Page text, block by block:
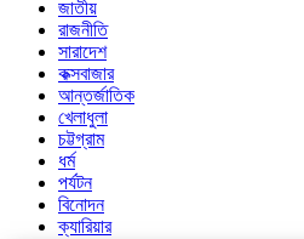
জাতীয়
রাজনীতি
সারাদেশ
কক্সবাজার
আন্তর্জাতিক
খেলাধুলা
চট্টগ্রাম
ধর্ম
পর্যটন
বিনোদন
ক্যারিয়ার